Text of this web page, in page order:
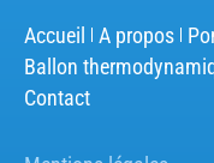
Accueil A propos
Ballon
Contact